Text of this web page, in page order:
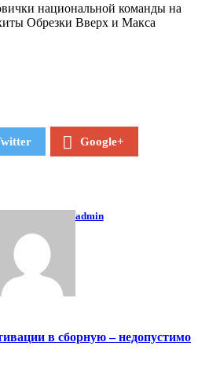
национальной команды на
Обрезки Вверх и Макса
Google+
admin
в сборную – недопустимо